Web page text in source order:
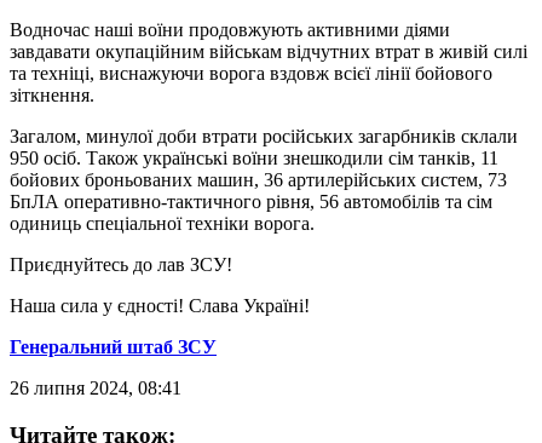
Водночас наші воїни продовжують активними діями
завдавати окупаційним військам відчутних втрат в живій силі
та техніці, виснажуючи ворога вздовж всієї лінії бойового
зіткнення.
Загалом, минулої доби втрати російських загарбників склали
950 осіб. Також українські воїни знешкодили сім танків, 11
бойових броньованих машин, 36 артилерійських систем, 73
БпЛА оперативно-тактичного рівня, 56 автомобілів та сім
одиниць спеціальної техніки ворога.
Приєднуйтесь до лав ЗСУ!
Наша сила у єдності! Слава Україні!
Генеральний штаб ЗСУ
26 липня 2024, 08:41
Читайте також: